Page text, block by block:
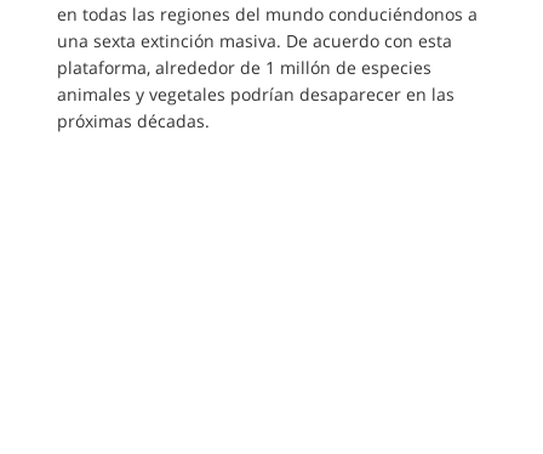
en todas las regiones del mundo conduciéndonos a
una sexta extinción masiva. De acuerdo con esta
plataforma, alrededor de 1 millón de especies
animales y vegetales podrían desaparecer en las
próximas décadas.